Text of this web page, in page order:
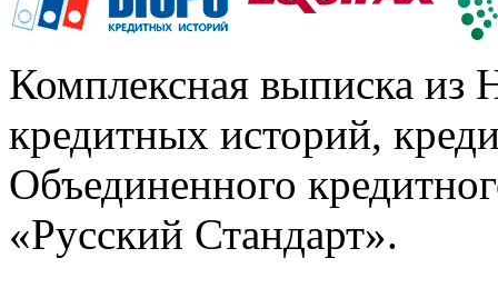
Комплексная выписка из
кредитных историй,
Объединенного
«Русский Стандарт».